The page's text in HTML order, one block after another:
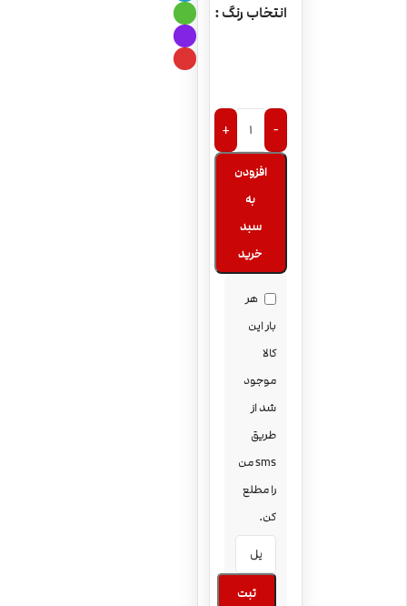
انتخاب رنگ
-
+
افزودن
به
سبد
خرید
هر
بار این
کالا
موجود
شد از
طریق
sms من
را مطلع
کن.
ثبت